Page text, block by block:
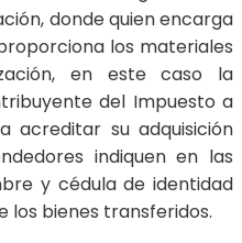
donde quien encarga
los materiales
en este caso la
del Impuesto a
acreditar su adquisición
indiquen en las
y cédula de identidad
los bienes transferidos.